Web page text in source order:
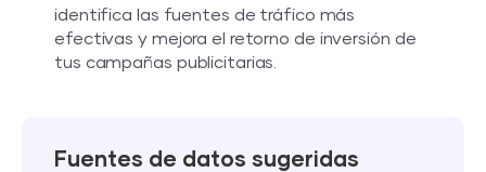
identifica las fuentes de tráfico más
efectivas y mejora el retorno de inversión de
tus campañas publicitarias.
Fuentes de datos sugeridas